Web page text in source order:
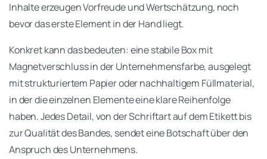
Inhalte erzeugen Vorfreude und Wertschätzung, noch
bevor das erste Element in der Hand liegt.
Konkret kann das bedeuten: eine stabile Box mit
Magnetverschluss in der Unternehmensfarbe, ausgelegt
mit strukturiertem Papier oder nachhaltigem Füllmaterial,
in der die einzelnen Elemente eine klare Reihenfolge
haben. Jedes Detail, von der Schriftart auf dem Etikett bis
zur Qualität des Bandes, sendet eine Botschaft über den
Anspruch des Unternehmens.